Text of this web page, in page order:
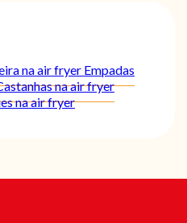
na air fryer Empadas
na air fryer
na air fryer